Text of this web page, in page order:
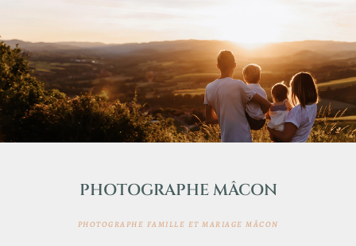
PHOTOGRAPHE MÂCON
PHOTOGRAPHE FAMILLE ET MARIAGE MÂCON